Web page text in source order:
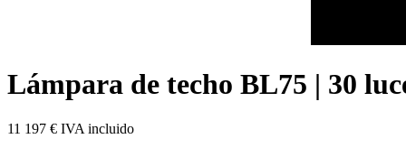
Lámpara de techo BL75 | 30
11 197 € IVA incluido